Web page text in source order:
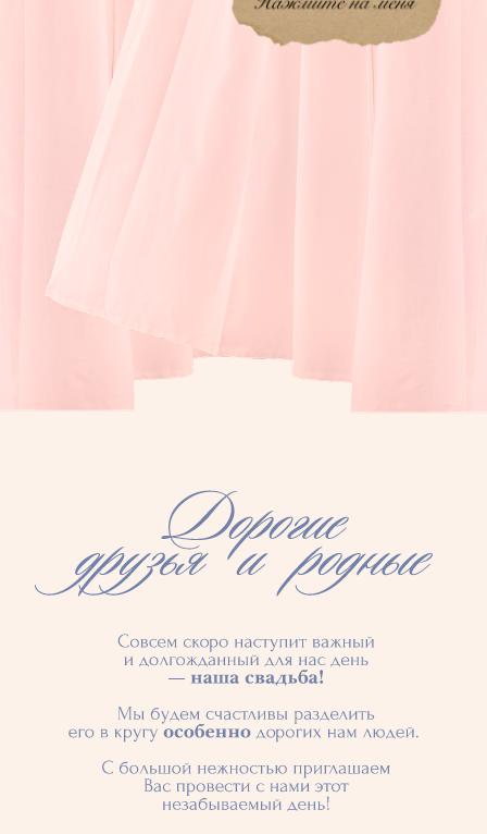
Листайте вниз,
Локация